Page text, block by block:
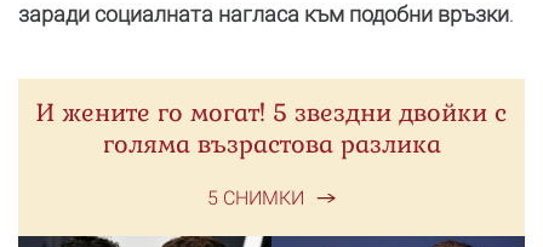
заради социалната нагласа към подобни връзки.
И жените го могат! 5 звездни двойки с
голяма възрастова разлика
5 СНИМКИ